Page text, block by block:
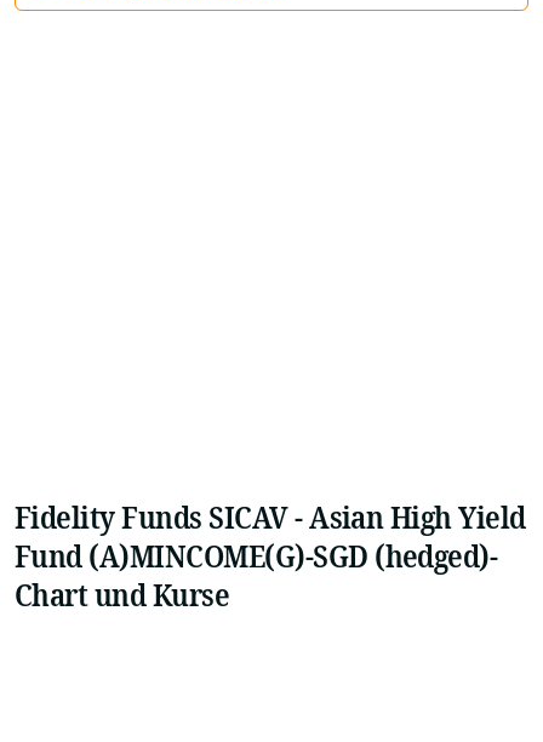
Fidelity Funds SICAV - Asian High Yield
Fund (A)MINCOME(G)-SGD (hedged)-
Chart und Kurse